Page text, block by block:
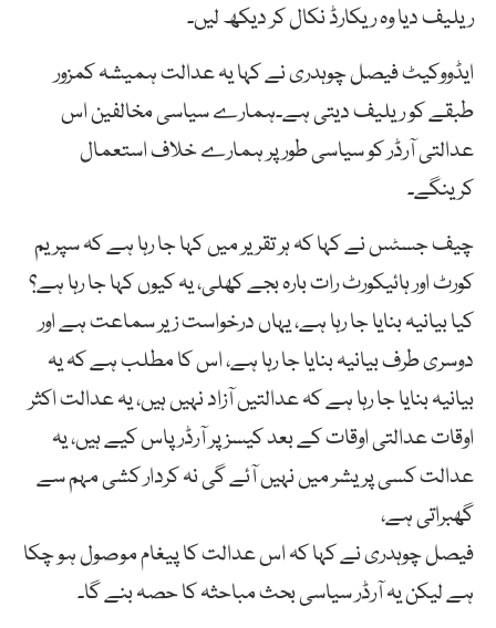
ریلیف دیا وہ ریکارڈ نکال کر دیکھ لیں۔
ایڈووکیٹ فیصل چوہدری نے کہا یہ عدالت ہمیشہ کمزور
طبقے کو ریلیف دیتی ہے۔ہمارے سیاسی مخالفین اس
عدالتی آرڈر کو سیاسی طور پر ہمارے خلاف استعمال
کرینگے۔
چیف جسٹس نے کہا کہ ہر تقریر میں کہا جا رہا ہے کہ سپریم
کورٹ اور ہائیکورٹ رات بارہ بجے کھلی، یہ کیوں کہا جا رہا ہے؟
کیا بیانیہ بنایا جا رہا ہے، یہاں درخواست زیر سماعت ہے اور
دوسری طرف بیانیہ بنایا جا رہا ہے، اس کا مطلب ہے کہ یہ
بیانیہ بنایا جا رہا ہے کہ عدالتیں آزاد نہیں ہیں، یہ عدالت اکثر
اوقات عدالتی اوقات کے بعد کیسز پر آرڈر پاس کیے ہیں، یہ
عدالت کسی پریشر میں نہیں آئے گی نہ کردار کشی مہم سے
گھبراتی ہے،
فیصل چوہدری نے کہا کہ اس عدالت کا پیغام موصول ہو چکا
ہے لیکن یہ آرڈر سیاسی بحث مباحثہ کا حصہ بنے گا۔